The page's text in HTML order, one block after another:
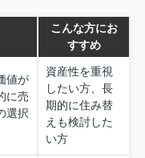
こんな方にお
すすめ
値が
に売
選択
資産性を重視
したい方、長
期的に住み替
えも検討した
い方